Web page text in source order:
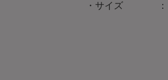
サイズ